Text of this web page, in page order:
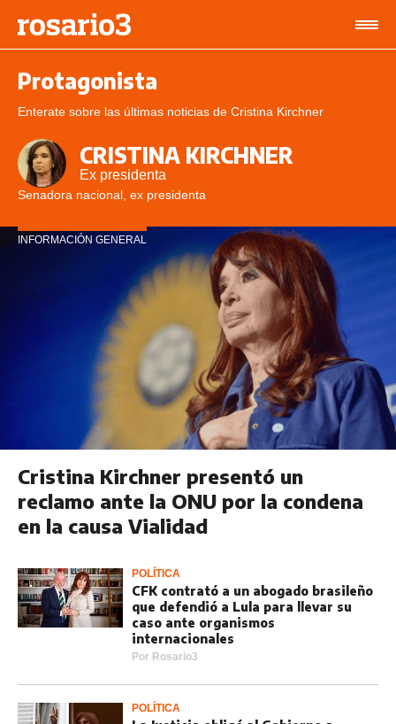
Protagonista
Enterate sobre las últimas noticias de Cristina Kirchner
CRISTINA KIRCHNER
Ex presidenta
Senadora nacional, ex presidenta
INFORMACIÓN GENERAL
Cristina Kirchner presentó un
reclamo ante la ONU por la condena
en la causa Vialidad
POLÍTICA
CFK contrató a un abogado brasileño
que defendió a Lula para llevar su
caso ante organismos
internacionales
Por Rosario3
POLÍTICA